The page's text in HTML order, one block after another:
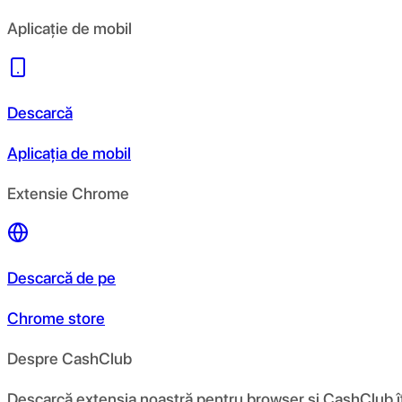
Aplicație de mobil
Descarcă
Aplicația de mobil
Extensie Chrome
Descarcă de pe
Chrome store
Despre CashClub